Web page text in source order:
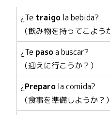
¿Te traigo la bebida?
（飲み物を持ってこよう
¿Te pasoa buscar?
（迎えに行こうか？）
¿Preparo la comida?
（食事を準備しようか？）